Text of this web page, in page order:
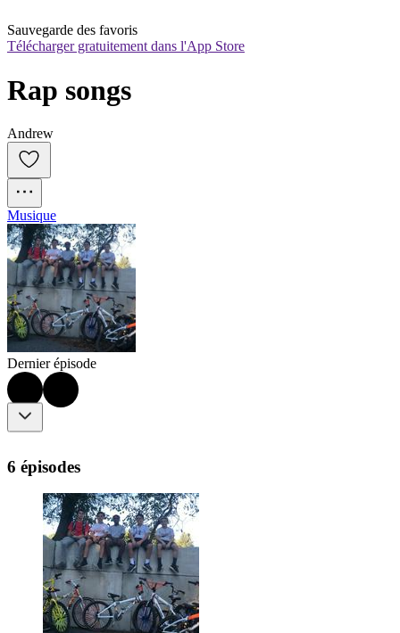
Sauvegarde des favoris
Télécharger gratuitement dans l'App Store
Rap songs
Andrew
Musique
Dernier épisode
6 épisodes